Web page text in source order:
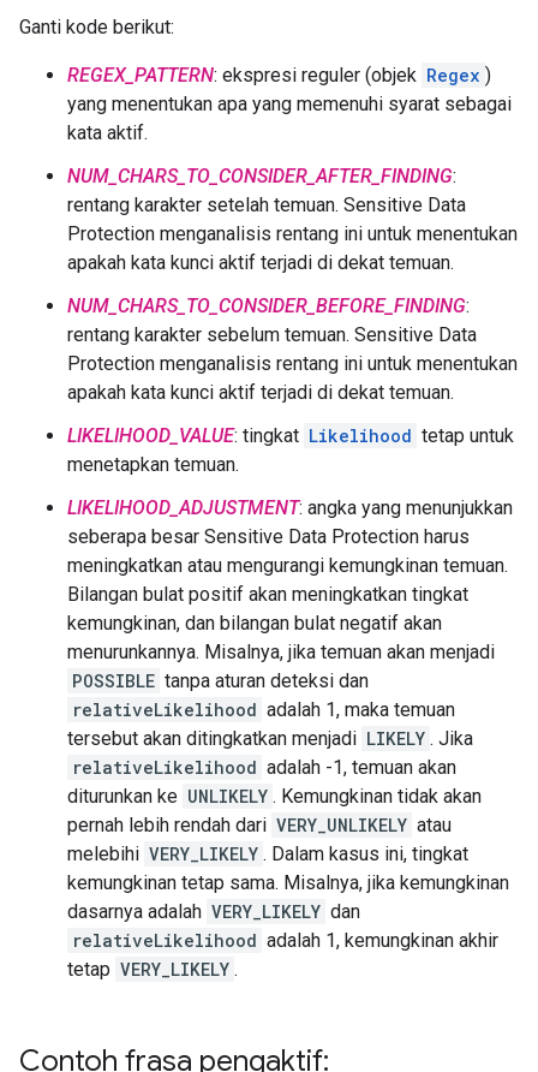
Ganti kode berikut:
REGEX_PATTERN: ekspresi reguler (objek Regex )
yang menentukan apa yang memenuhi syarat sebagai
kata aktif.
NUM_CHARS_TO_CONSIDER_AFTER_FINDING:
rentang karakter setelah temuan. Sensitive Data
Protection menganalisis rentang ini untuk menentukan
apakah kata kunci aktif terjadi di dekat temuan.
NUM_CHARS_TO_CONSIDER_BEFORE_FINDING:
rentang karakter sebelum temuan. Sensitive Data
Protection menganalisis rentang ini untuk menentukan
apakah kata kunci aktif terjadi di dekat temuan.
LIKELIHOOD_VALUE: tingkat Likelihood tetap untuk
menetapkan temuan.
LIKELIHOOD_ADJUSTMENT: angka yang menunjukkan
seberapa besar Sensitive Data Protection harus
meningkatkan atau mengurangi kemungkinan temuan.
Bilangan bulat positif akan meningkatkan tingkat
kemungkinan, dan bilangan bulat negatif akan
menurunkannya. Misalnya, jika temuan akan menjadi
POSSIBLE tanpa aturan deteksi dan
relativeLikelihood adalah 1, maka temuan
tersebut akan ditingkatkan menjadi LIKELY . Jika
relativeLikelihood adalah -1, temuan akan
diturunkan ke UNLIKELY . Kemungkinan tidak akan
pernah lebih rendah dari VERY_UNLIKELY atau
melebihi VERY_LIKELY . Dalam kasus ini, tingkat
kemungkinan tetap sama. Misalnya, jika kemungkinan
dasarnya adalah VERY_LIKELY dan
relativeLikelihood adalah 1, kemungkinan akhir
tetap VERY_LIKELY .
Contoh frasa pengaktif: